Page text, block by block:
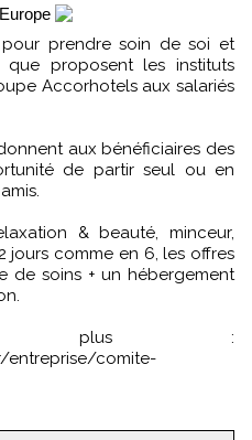
que proposent les instituts
Accorhotels aux salariés
aux bénéficiaires des
de partir seul ou en
& beauté, minceur,
jours comme en 6, les offres
de soins + un hébergement
plus :
entreprise/comite-